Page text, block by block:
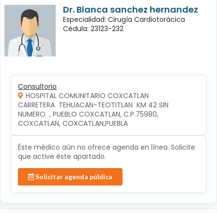
Dr. Blanca sanchez hernandez
Especialidad: Cirugía Cardiotorácica
Cédula: 23123-232
Consultorio
HOSPITAL COMUNITARIO COXCATLAN
CARRETERA  TEHUACAN-TEOTITLAN  KM 42 SIN
NUMERO  , PUEBLO COXCATLAN, C.P.75980,
COXCATLAN, COXCATLAN,PUEBLA
Éste médico aún no ofrece agenda en línea. Solicite
que active éste apartado.
Solicitar agenda pública